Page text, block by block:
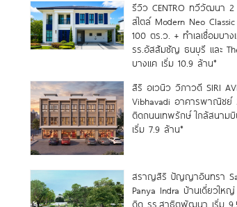
รีวิว CENTRO ทวีวัฒนา 2
สไตล์ Modern Neo
100 ตร.ว. + ทำเลเชื่อมบาง
รร.อัสสัมชัญ ธนบุรี และ
บางแค เริ่ม 10.9 ล้าน*
สิริ อเวนิว วิภาวดี SIRI
Vibhavadi อาคารพาณิชย์
ติดถนนเทพรักษ์ ใกล้สนามบิ
เริ่ม 7.9 ล้าน*
สราญสิริ ปัญญาอินทรา
Panya Indra บ้านเดี่ยวให